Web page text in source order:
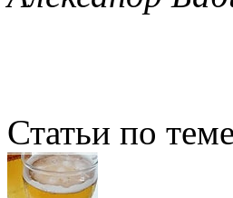
Статьи по теме